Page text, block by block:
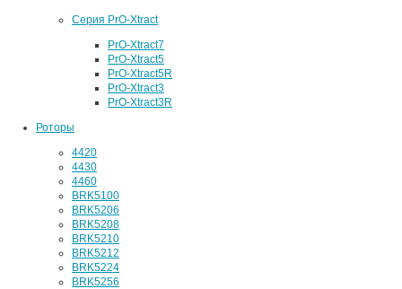
Серия PrO-Xtract
PrO-Xtract7
PrO-Xtract5
PrO-Xtract5R
PrO-Xtract3
PrO-Xtract3R
Роторы
4420
4430
4460
BRK5100
BRK5206
BRK5208
BRK5210
BRK5212
BRK5224
BRK5256